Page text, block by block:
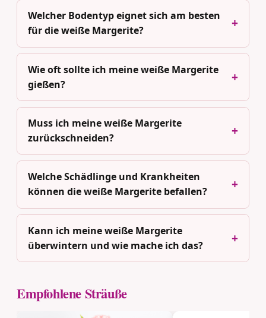
Welcher Bodentyp eignet sich am besten
für die weiße Margerite?
Wie oft sollte ich meine weiße Margerite
gießen?
Muss ich meine weiße Margerite
zurückschneiden?
Welche Schädlinge und Krankheiten
können die weiße Margerite befallen?
Kann ich meine weiße Margerite
überwintern und wie mache ich das?
Empfohlene Sträuße